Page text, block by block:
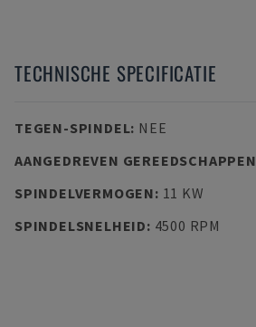
TECHNISCHE SPECIFICATIE
TEGEN-SPINDEL: NEE
AANGEDREVEN GEREEDSCHAPPEN
SPINDELVERMOGEN: 11 KW
SPINDELSNELHEID: 4500 RPM